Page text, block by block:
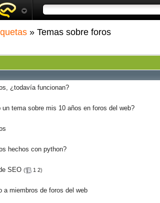
» Temas sobre foros
¿todavía funcionan?
un tema sobre mis 10 años en foros del web?
hechos con python?
SEO ( 1 2)
a miembros de foros del web